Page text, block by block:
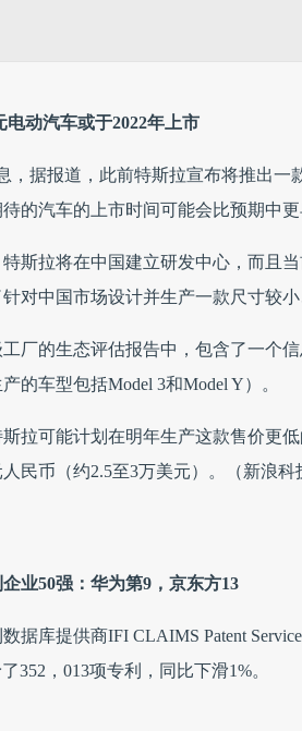
电动汽车或于2022年上市
，据报道，此前特斯拉宣布将推出
的汽车的上市时间可能会比预期中更
斯拉将在中国建立研发中心，而且
对中国市场设计并生产一款尺寸较小
厂的生态评估报告中，包含了一个
的车型包括Model 3和Model Y）。
拉可能计划在明年生产这款售价更
民币（约2.5至3万美元）。（新浪科
业50强：华为第9，京东方13
据库提供商IFI CLAIMS Patent
352，013项专利，同比下滑1%。